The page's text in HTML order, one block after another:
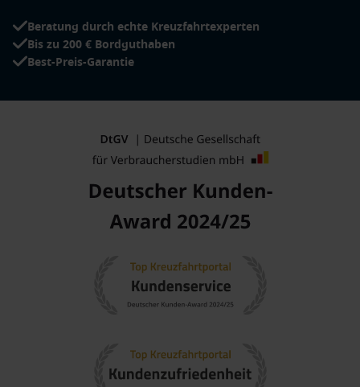
Beratung durch echte Kreuzfahrtexperten
Bis zu 200 € Bordguthaben
Best-Preis-Garantie